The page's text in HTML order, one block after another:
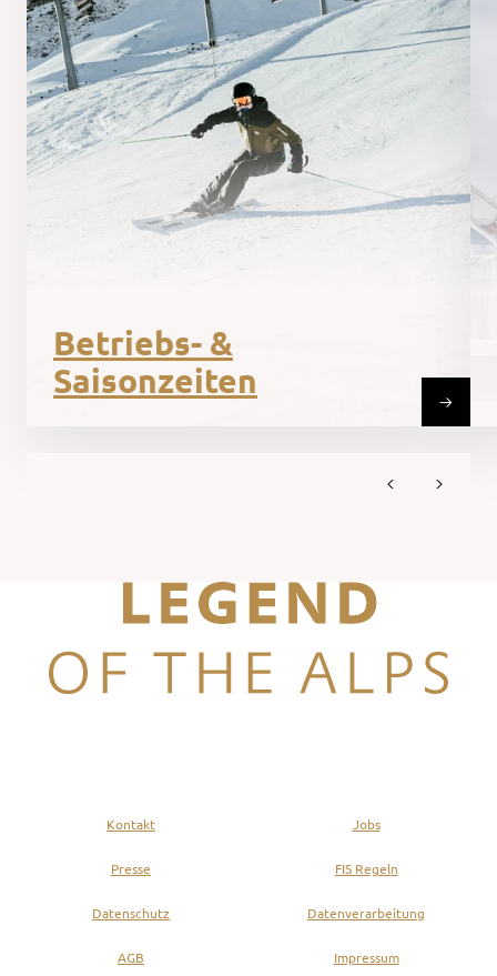
Betriebs- &
Saisonzeiten
Kontakt Jobs
Presse FIS Regeln
Datenschutz Datenverarbeitung
AGB Impressum